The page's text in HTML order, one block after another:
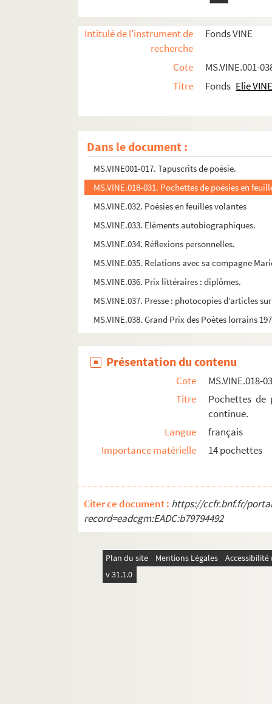
Intitulé de l'instrument de
recherche
Fonds VINE
Cote
MS.VINE.001-
Titre
Fonds Elie
Dans le document :
MS.VINE001-017. Tapuscrits de poésie.
MS.VINE.018-031. Pochettes de poésies en
MS.VINE.032. Poésies en feuilles volantes
MS.VINE.033. Eléments autobiographiques.
MS.VINE.034. Réflexions personnelles.
MS.VINE.035. Relations avec sa compagne
MS.VINE.036. Prix littéraires : diplômes.
MS.VINE.037. Presse : photocopies d’articles
MS.VINE.038. Grand Prix des Poètes lorrains
Présentation du contenu
Cote
MS.VINE.018-
Titre
Pochettes de
continue.
Langue
français
Importance matérielle
14 pochettes
Citer ce document : https://ccfr.bnf.fr/
record=eadcgm:EADC:b79794492
Plan du site Mentions Légales
v 31.1.0